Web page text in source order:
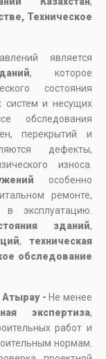
Техническое
является
, которое
состояния
систем и несущих
обследования
перекрытий и
дефекты,
износа.
особенно
ремонте,
эксплуатацию.
зданий,
,техническая
обследование
Атырау - Не менее
экспертиза,
работ и
нормам.